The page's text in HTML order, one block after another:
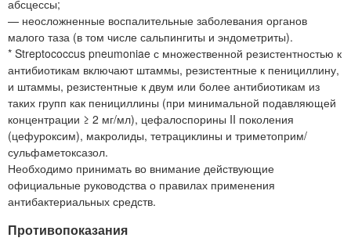
абсцессы;
— неосложненные воспалительные заболевания органов
малого таза (в том числе сальпингиты и эндометриты).
* Streptococcus pneumoniae с множественной резистентностью к
антибиотикам включают штаммы, резистентные к пенициллину,
и штаммы, резистентные к двум или более антибиотикам из
таких групп как пенициллины (при минимальной подавляющей
концентрации ≥ 2 мг/мл), цефалоспорины II поколения
(цефуроксим), макролиды, тетрациклины и триметоприм/
сульфаметоксазол.
Необходимо принимать во внимание действующие
официальные руководства о правилах применения
антибактериальных средств.
Противопоказания